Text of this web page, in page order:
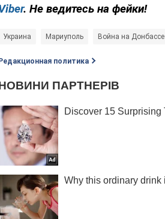
. Не ведитесь на фейки!
Украина Мариуполь Война на Донбассе
политика